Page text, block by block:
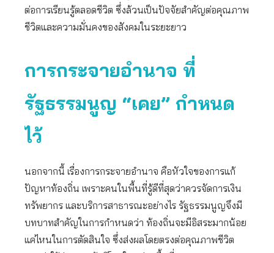
ต่อการเรียนรู้ตลอดชีวิต ซึ่งล้วนเป็นปัจจัยสำคัญต่อคุณภาพ
ชีวิตและความมั่นคงของสังคมในระยะยาว
การกระจายอำนาจ ที่
รัฐธรรมนูญ “เคย” กำหนด
ไว้
นอกจากนี้ เรื่องการกระจายอำนาจ คือหัวใจของการแก้
ปัญหาท้องถิ่น เพราะคนในพื้นที่รู้ดีที่สุดว่าควรจัดการเงิน
ทรัพยากร และบริการสาธารณะอย่างไร รัฐธรรมนูญจึงมี
บทบาทสำคัญในการกำหนดว่า ท้องถิ่นจะมีอิสระมากน้อย
แค่ไหนในการตัดสินใจ ซึ่งส่งผลโดยตรงต่อคุณภาพชีวิต